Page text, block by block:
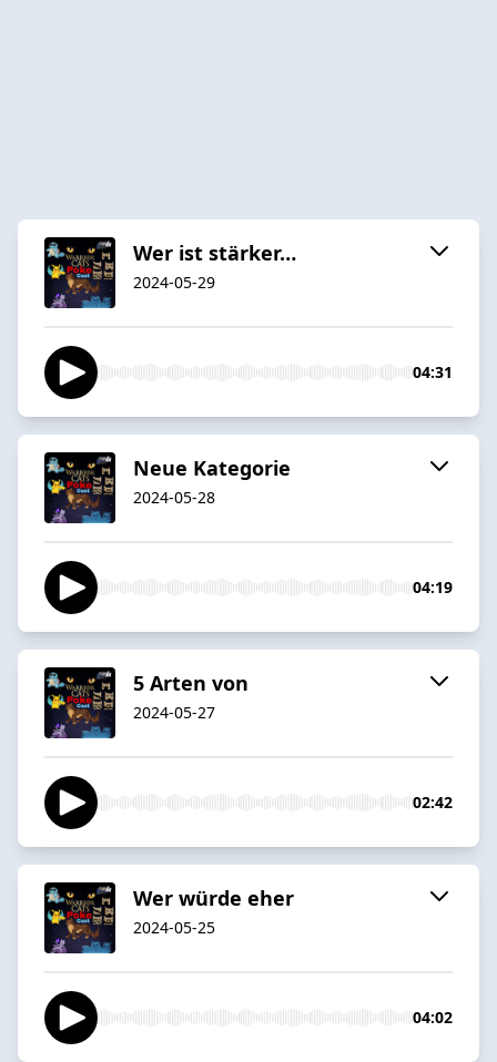
Wer ist stärker…
2024-05-29
04:31
Neue Kategorie
2024-05-28
04:19
5 Arten von
2024-05-27
02:42
Wer würde eher
2024-05-25
04:02